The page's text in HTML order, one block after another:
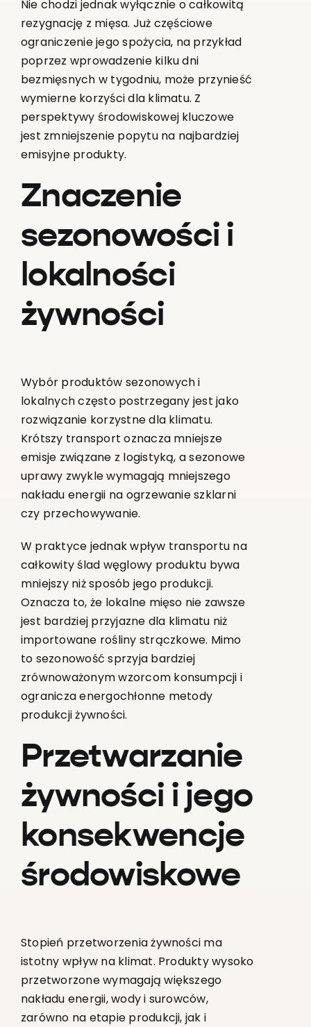
Nie chodzi jednak wyłącznie o całkowitą
rezygnację z mięsa. Już częściowe
ograniczenie jego spożycia, na przykład
poprzez wprowadzenie kilku dni
bezmięsnych w tygodniu, może przynieść
wymierne korzyści dla klimatu. Z
perspektywy środowiskowej kluczowe
jest zmniejszenie popytu na najbardziej
emisyjne produkty.
Znaczenie
sezonowości i
lokalności
żywności
Wybór produktów sezonowych i
lokalnych często postrzegany jest jako
rozwiązanie korzystne dla klimatu.
Krótszy transport oznacza mniejsze
emisje związane z logistyką, a sezonowe
uprawy zwykle wymagają mniejszego
nakładu energii na ogrzewanie szklarni
czy przechowywanie.
W praktyce jednak wpływ transportu na
całkowity ślad węglowy produktu bywa
mniejszy niż sposób jego produkcji.
Oznacza to, że lokalne mięso nie zawsze
jest bardziej przyjazne dla klimatu niż
importowane rośliny strączkowe. Mimo
to sezonowość sprzyja bardziej
zrównoważonym wzorcom konsumpcji i
ogranicza energochłonne metody
produkcji żywności.
Przetwarzanie
żywności i jego
konsekwencje
środowiskowe
Stopień przetworzenia żywności ma
istotny wpływ na klimat. Produkty wysoko
przetworzone wymagają większego
nakładu energii, wody i surowców,
zarówno na etapie produkcji, jak i